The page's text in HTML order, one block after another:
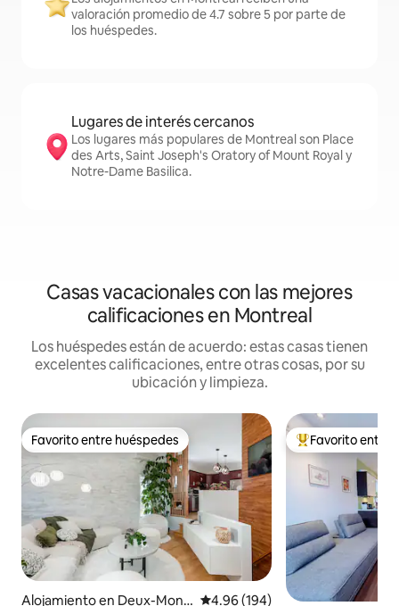
valoración promedio de 4.7 sobre 5 por parte de
los huéspedes.
Lugares de interés cercanos
Los lugares más populares de Montreal son Place
des Arts, Saint Joseph's Oratory of Mount Royal y
Notre-Dame Basilica.
Casas vacacionales con las mejores
calificaciones en Montreal
Los huéspedes están de acuerdo: estas casas tienen
excelentes calificaciones, entre otras cosas, por su
ubicación y limpieza.
Favorito entre huéspedes
Favorito entre huéspedes
Alojamiento en Deux-Mont
Calificación promedio: 4.96 de
4.96 (194)
Favorito entre
Favorito entre